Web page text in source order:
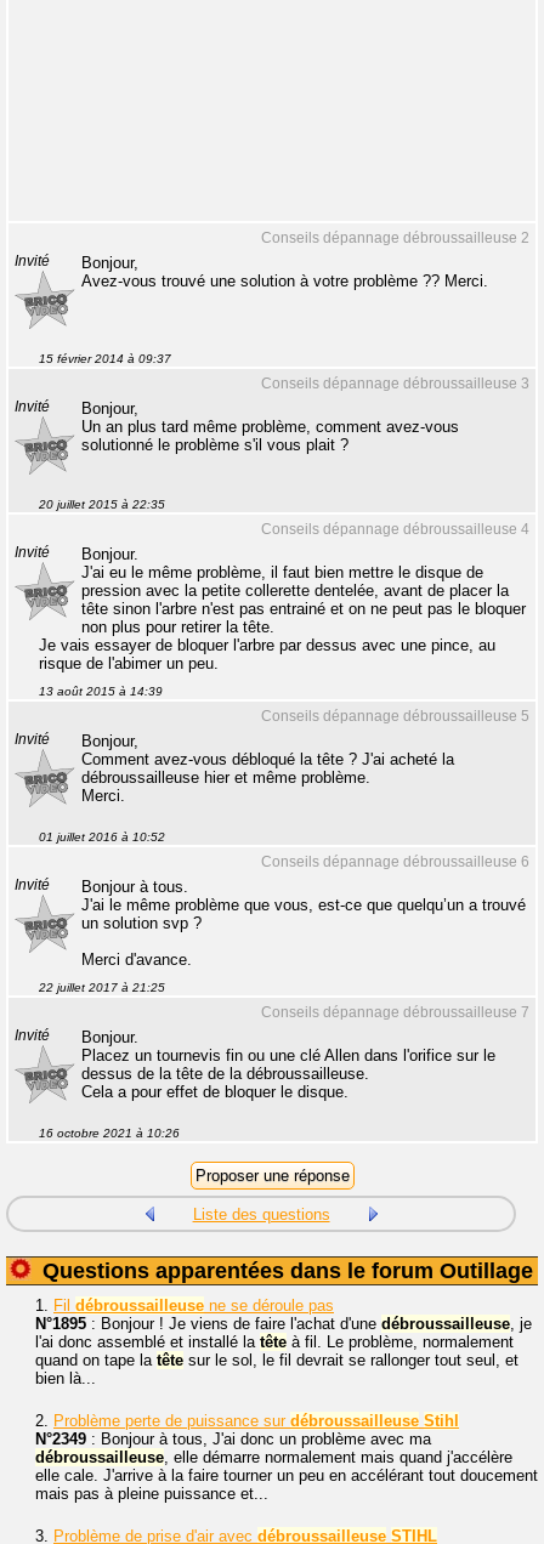
Conseils dépannage débroussailleuse 2
Invité
Bonjour,
Avez-vous trouvé une solution à votre problème ?? Merci.
15 février 2014 à 09:37
Conseils dépannage débroussailleuse 3
Invité
Bonjour,
Un an plus tard même problème, comment avez-vous
solutionné le problème s'il vous plait ?
20 juillet 2015 à 22:35
Conseils dépannage débroussailleuse 4
Invité
Bonjour.
J'ai eu le même problème, il faut bien mettre le disque de
pression avec la petite collerette dentelée, avant de placer la
tête sinon l'arbre n'est pas entrainé et on ne peut pas le bloquer
non plus pour retirer la tête.
Je vais essayer de bloquer l'arbre par dessus avec une pince, au
risque de l'abimer un peu.
13 août 2015 à 14:39
Conseils dépannage débroussailleuse 5
Invité
Bonjour,
Comment avez-vous débloqué la tête ? J'ai acheté la
débroussailleuse hier et même problème.
Merci.
01 juillet 2016 à 10:52
Conseils dépannage débroussailleuse 6
Invité
Bonjour à tous.
J'ai le même problème que vous, est-ce que quelqu’un a trouvé
un solution svp ?
Merci d'avance.
22 juillet 2017 à 21:25
Conseils dépannage débroussailleuse 7
Invité
Bonjour.
Placez un tournevis fin ou une clé Allen dans l'orifice sur le
dessus de la tête de la débroussailleuse.
Cela a pour effet de bloquer le disque.
16 octobre 2021 à 10:26
Liste des questions
Questions apparentées dans le forum Outillage
1. Fil débroussailleuse ne se déroule pas
N°1895 : Bonjour ! Je viens de faire l'achat d'une débroussailleuse, je
l'ai donc assemblé et installé la tête à fil. Le problème, normalement
quand on tape la tête sur le sol, le fil devrait se rallonger tout seul, et
bien là...
2. Problème perte de puissance sur débroussailleuse Stihl
N°2349 : Bonjour à tous, J'ai donc un problème avec ma
débroussailleuse, elle démarre normalement mais quand j'accélère
elle cale. J'arrive à la faire tourner un peu en accélérant tout doucement
mais pas à pleine puissance et...
3. Problème de prise d'air avec débroussailleuse STIHL